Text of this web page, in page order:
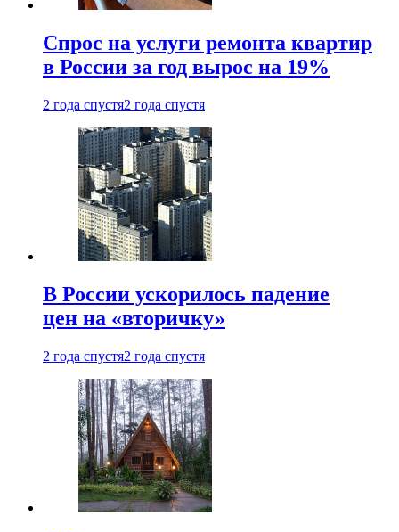
Спрос на услуги ремонта квартир
в России за год вырос на 19%
2 года спустя2 года спустя
В России ускорилось падение
цен на «вторичку»
2 года спустя2 года спустя